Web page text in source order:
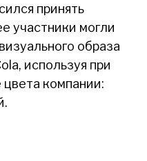
принять
участники могли
образа
используя при
компании: